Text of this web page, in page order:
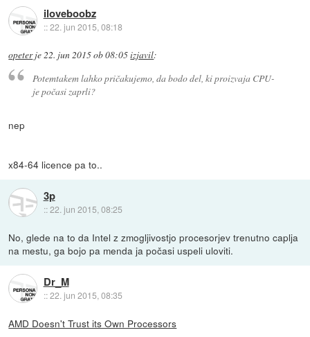
iloveboobz
::22. jun 2015, 08:18
opeterje22. jun 2015 ob 08:05izjavil:
Potemtakem lahko pričakujemo, da bodo del, ki proizvaja CPU-
je počasi zaprli?
nep
x84-64 licence pa to..
3p
::22. jun 2015, 08:25
No, glede na to da Intel z zmogljivostjo procesorjev trenutno caplja
na mestu, ga bojo pa menda ja počasi uspeli uloviti.
Dr_M
::22. jun 2015, 08:35
AMD Doesn't Trust its Own Processors